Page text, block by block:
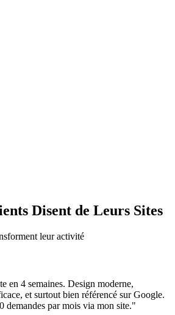
Disent de Leurs Sites
leur activité
en 4 semaines. Design moderne,
et surtout bien référencé sur Google.
demandes par mois via mon site."